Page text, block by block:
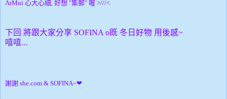
ArMui 心大心細, 好想 "集郵" 喔 >///<
下回 將跟大家分享 SOFINA o既 冬日好物 用後感~
嘻嘻...
謝謝 she.com & SOFINA~❤